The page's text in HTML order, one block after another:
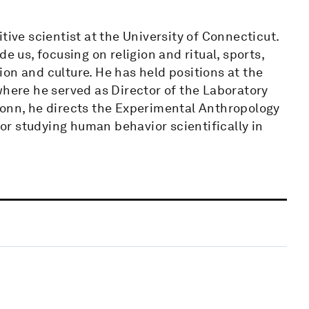
scientist at the University of Connecticut.
us, focusing on religion and ritual, sports,
and culture. He has held positions at the
he served as Director of the Laboratory
he directs the Experimental Anthropology
studying human behavior scientifically in